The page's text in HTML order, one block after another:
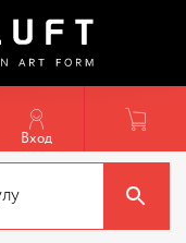
Вход